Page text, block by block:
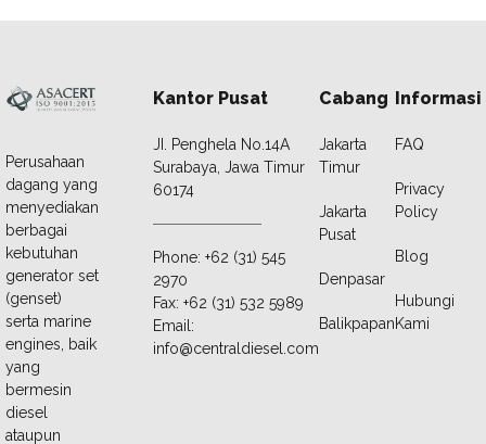
Perusahaan
dagang yang
menyediakan
berbagai
kebutuhan
generator set
(genset)
serta marine
engines, baik
yang
bermesin
diesel
ataupun
Kantor Pusat
JI. Penghela No.14A
Surabaya, Jawa Timur
60174
Phone: +62 (31) 545
2970
Fax: +62 (31) 532 5989
Email:
info@centraldiesel.com
Cabang
Jakarta
Timur
Jakarta
Pusat
Denpasar
Balikpapan
Informasi
FAQ
Privacy
Policy
Blog
Hubungi
Kami